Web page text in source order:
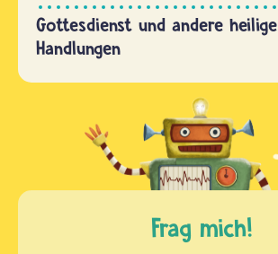
Gottesdienst und andere heilige
Handlungen
Frag mich!